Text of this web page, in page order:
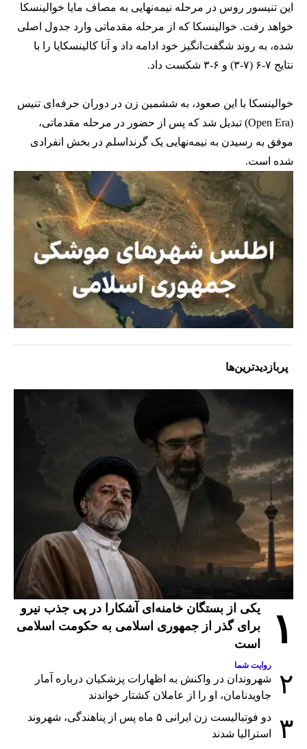
این تنیسور روس در مرحله نیمه‌نهایی به مصاف مایا خوالینسکا
خواهد رفت. خوالینسکا که از مرحله مقدماتی وارد جدول اصلی
شده، به روند شگفت‌انگیز خود ادامه داد و آنا کالینسکایا را با
نتایج ۷-۶ (۷-۳) و ۶-۳ شکست داد.
خوالینسکا با این صعود، به ششمین زن در دوران حرفه‌ای تنیس
(Open Era) تبدیل شد که پس از حضور در مرحله مقدماتی،
موفق به رسیدن به نیمه‌نهایی یک گرنداسلم در بخش انفرادی
شده است.
پربازدیدترین‌ها
۱
یکی از بستگان خامنه‌ای آشکارا در پی جذب نیرو
برای گذر از جمهوری اسلامی به حکومت اسلامی
است
۲
روایت شما
شهروندان در واکنش به اظهارات پزشکیان درباره آمار
جاویدنامان، او را از عاملان کشتار خواندند
۳
دو فوتبالیست زن ایرانی ۵ ماه پس از پناهندگی، شهروند
استرالیا شدند